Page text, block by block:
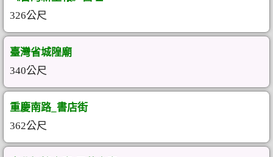
326公尺
臺灣省城隍廟
340公尺
重慶南路_書店街
362公尺